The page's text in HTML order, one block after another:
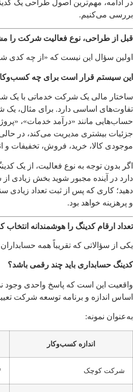
در ادامه، مهم‌ترین اصول طراحی یک
بررسی می‌کنیم.
قبل از طراحی، نوع فعالیت شرکت را
اولین سؤال این نیست که «از چه کدی
این سیستم قرار است برای چه
ساختار مالی یک شرکت خدماتی با یک
تفاوت‌های اساسی دارد. برای مثال، یک
حساب‌هایی مانند «درآمد خدمات»،
جزئیات بیشتری مدیریت می‌کند، در
موجودی کالا، خرید، فروش، تخفیفات و
اگر بدون توجه به نوع فعالیت، از یک
دارد در آینده مجبور شوید بخش زیادی از
دهید؛ کاری که پس از ثبت تعداد زیادی
و پرهزینه خواهد بود.
تعداد ارقام کدینگ را هوشمندانه انتخاب
یکی از سؤالاتی که تقریباً همه
کدینگ حسابداری باید چند رقمی باشد؟
واقعیت این است که پاسخ واحدی وجود
اساس اندازه و برنامه توسعه شرکت
به‌عنوان نمونه:
اندازه کسب‌وکار
شرکت کوچک ۴